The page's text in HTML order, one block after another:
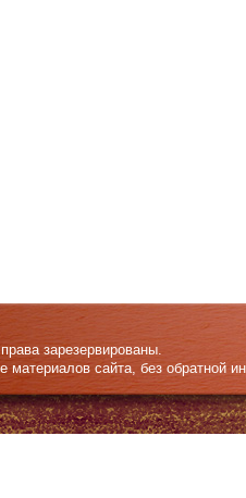
зарезервированы.
материалов сайта, без обратной